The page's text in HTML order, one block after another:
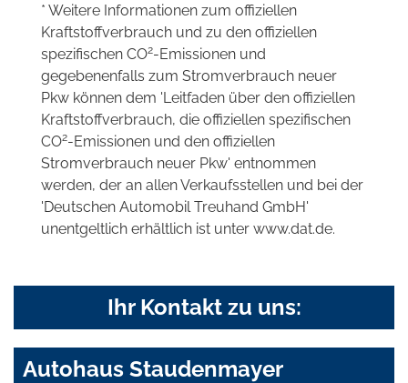
* Weitere Informationen zum offiziellen
Kraftstoffverbrauch und zu den offiziellen
spezifischen CO2-Emissionen und
gegebenenfalls zum Stromverbrauch neuer
Pkw können dem 'Leitfaden über den offiziellen
Kraftstoffverbrauch, die offiziellen spezifischen
CO2-Emissionen und den offiziellen
Stromverbrauch neuer Pkw' entnommen
werden, der an allen Verkaufsstellen und bei der
'Deutschen Automobil Treuhand GmbH'
unentgeltlich erhältlich ist unter www.dat.de.
Ihr Kontakt zu uns:
Autohaus Staudenmayer